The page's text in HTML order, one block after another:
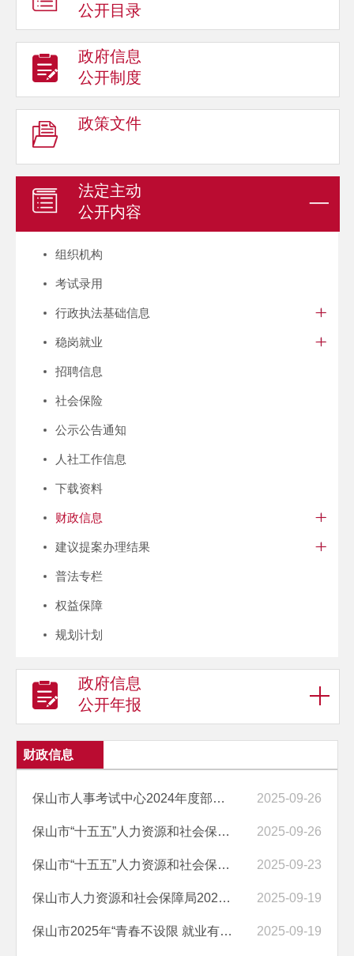
公开目录
政府信息
公开制度
政策文件
法定主动
公开内容
组织机构
考试录用
行政执法基础信息
稳岗就业
招聘信息
社会保险
公示公告通知
人社工作信息
下载资料
财政信息
建议提案办理结果
普法专栏
权益保障
规划计划
政府信息
公开年报
财政信息
保山市人事考试中心2024年度部门决算 2025-09-26
保山市“十五五”人力资源和社会保障发展规划编制服务项目竞争性磋商公... 2025-09-26
保山市“十五五”人力资源和社会保障发展规划编制服务项目废标公告 2025-09-23
保山市人力资源和社会保障局2024年度部门决算 2025-09-19
保山市2025年“青春不设限 就业有‘位’来”高校毕业生专场招聘会成交结... 2025-09-19